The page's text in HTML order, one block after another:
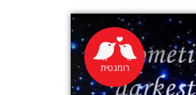
רומנטית